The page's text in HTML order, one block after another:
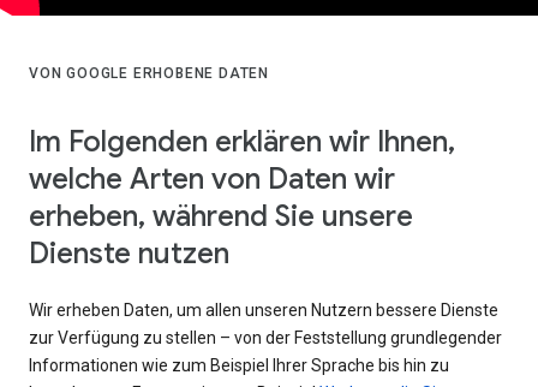
VON GOOGLE ERHOBENE DATEN
Im Folgenden erklären wir Ihnen,
welche Arten von Daten wir
erheben, während Sie unsere
Dienste nutzen
Wir erheben Daten, um allen unseren Nutzern bessere Dienste
zur Verfügung zu stellen – von der Feststellung grundlegender
Informationen wie zum Beispiel Ihrer Sprache bis hin zu